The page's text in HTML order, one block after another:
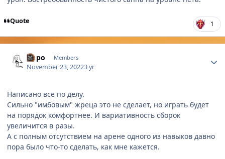
Quote 1
Dopo Members
November 23, 20223 yr
Написано все по делу.
Сильно "имбовым" жреца это не сделает, но играть будет
на порядок комфортнее. И вариативность сборок
увеличится в разы.
А с полным отсутствием на арене одного из навыков давно
пора было что-то сделать, как мне кажется.